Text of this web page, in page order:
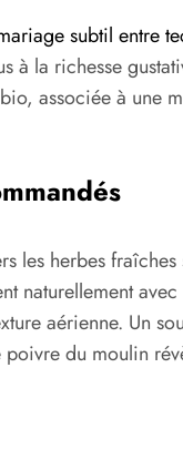
subtil entre
à la richesse
associée à une
les herbes
naturellement
aérienne. Un
du moulin